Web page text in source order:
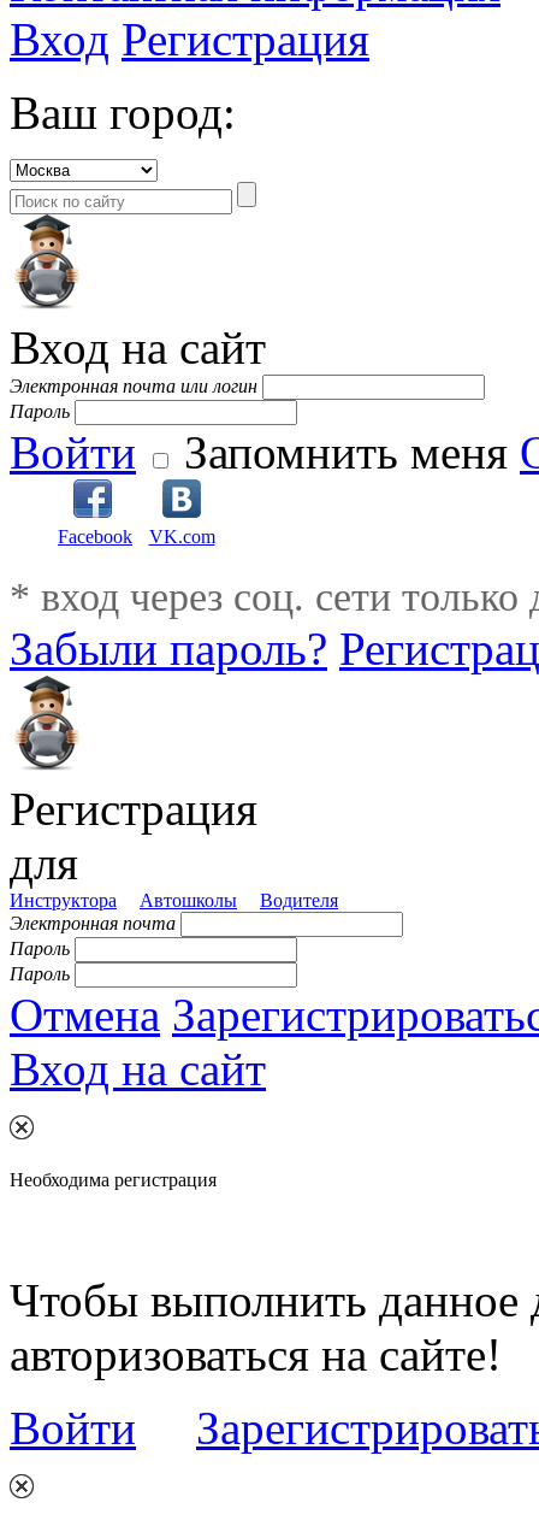
Вход Регистрация
Ваш город:
Вход на сайт
Электронная почта или логин
Пароль
Войти Запомнить меня
Facebook VK.com
* вход через соц. сети
Забыли пароль?
Регистрация
для
Инструктора Автошколы
Водителя
Электронная почта
Пароль
Пароль
Отмена
Вход на сайт
Необходима регистрация
Чтобы выполнить данное
авторизоваться на сайте!
Войти